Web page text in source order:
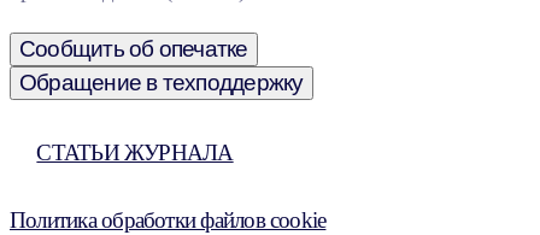
Сообщить об опечатке
Обращение в техподдержку
СТАТЬИ ЖУРНАЛА
Политика обработки файлов cookie